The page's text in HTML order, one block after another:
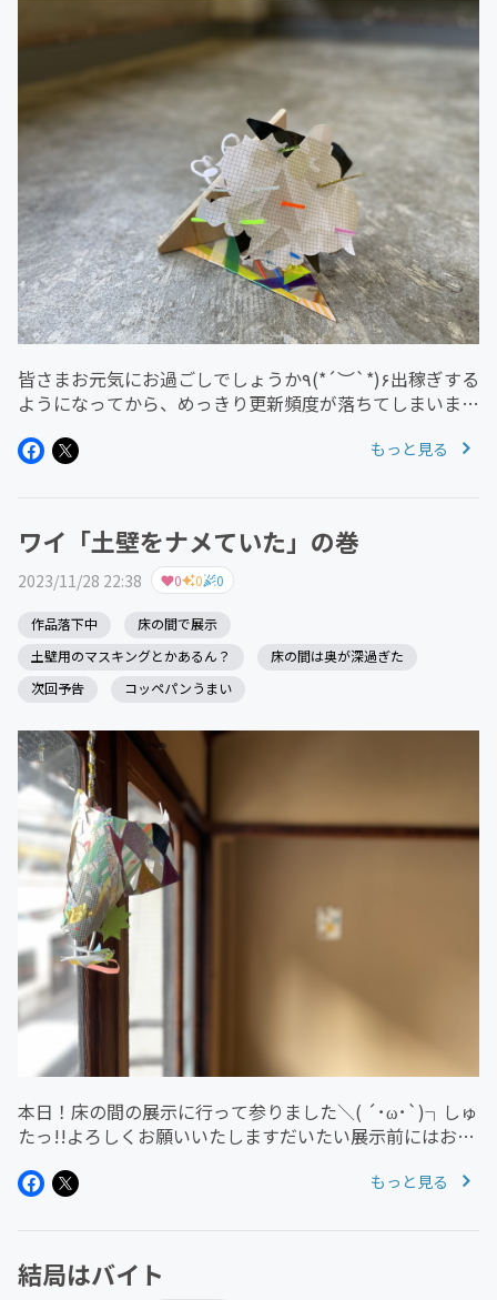
皆さまお元気にお過ごしでしょうか٩(*´︶`*)۶出稼ぎする
ようになってから、めっきり更新頻度が落ちてしまいまし
を考えていたので、その習慣がゴソッとなくなってしまっ
もっと見る
ワイ「土壁をナメていた」の巻
2023/11/28 22:38 0 0 0
作品落下中
床の間で展示
土壁用のマスキングとかあるん？
床の間は奥が深過ぎた
次回予告
コッペパンうまい
本日！床の間の展示に行って参りました＼( ´･ω･`)┐しゅ
たっ!!よろしくお願いいたしますだいたい展示前にはお部
を分け(各1時間）計2時間、展示・撮影して参りました。
もっと見る
結局はバイト